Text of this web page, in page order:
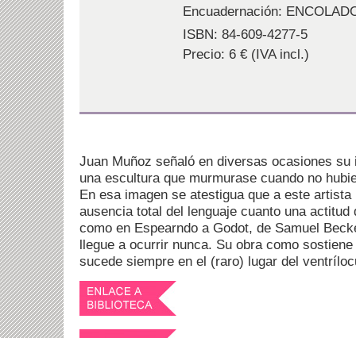
Encuadernación:
ISBN: 84-609-4277-5
Precio: 6 € (IVA incl.)
Juan Muñoz señaló en diversas ocasiones
una escultura que murmurase cuando no
En esa imagen se atestigua que a este
ausencia total del lenguaje cuanto una actitud
como en Espearndo a Godot, de Samuel
llegue a ocurrir nunca. Su obra como
sucede siempre en el (raro) lugar del